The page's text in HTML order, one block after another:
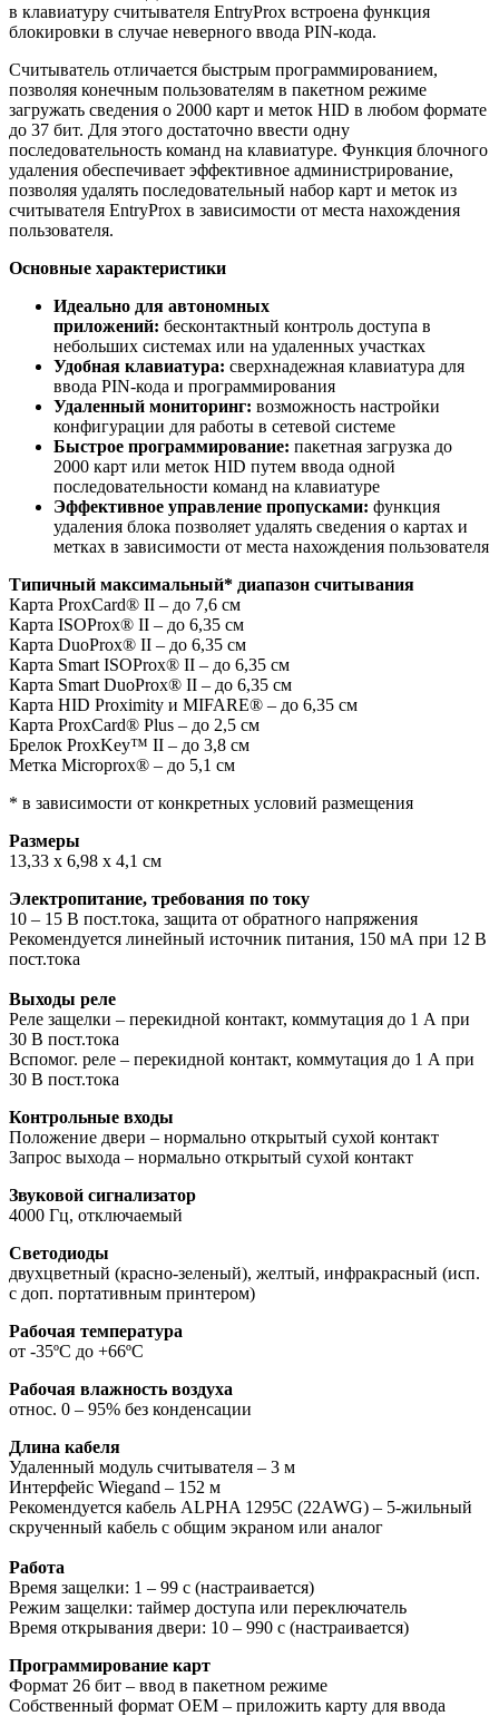
в клавиатуру считывателя EntryProx встроена функция
блокировки в случае неверного ввода PIN-кода.
Считыватель отличается быстрым программированием,
позволяя конечным пользователям в пакетном режиме
загружать сведения о 2000 карт и меток HID в любом формате
до 37 бит. Для этого достаточно ввести одну
последовательность команд на клавиатуре. Функция блочного
удаления обеспечивает эффективное администрирование,
позволяя удалять последовательный набор карт и меток из
считывателя EntryProx в зависимости от места нахождения
пользователя.
Основные характеристики
Идеально для автономных
приложений: бесконтактный контроль доступа в
небольших системах или на удаленных участках
Удобная клавиатура: сверхнадежная клавиатура для
ввода PIN-кода и программирования
Удаленный мониторинг: возможность настройки
конфигурации для работы в сетевой системе
Быстрое программирование: пакетная загрузка до
2000 карт или меток HID путем ввода одной
последовательности команд на клавиатуре
Эффективное управление пропусками: функция
удаления блока позволяет удалять сведения о картах и
метках в зависимости от места нахождения пользователя
Типичный максимальный* диапазон считывания
Карта ProxCard® II – до 7,6 см
Карта ISOProx® II – до 6,35 см
Карта DuoProx® II – до 6,35 см
Карта Smart ISOProx® II – до 6,35 см
Карта Smart DuoProx® II – до 6,35 см
Карта HID Proximity и MIFARE® – до 6,35 см
Карта ProxCard® Plus – до 2,5 см
Брелок ProxKey™ II – до 3,8 см
Метка Microprox® – до 5,1 см
* в зависимости от конкретных условий размещения
Размеры
13,33 x 6,98 x 4,1 см
Электропитание, требования по току
10 – 15 В пост.тока, защита от обратного напряжения
Рекомендуется линейный источник питания, 150 мА при 12 В
пост.тока
Выходы реле
Реле защелки – перекидной контакт, коммутация до 1 А при
30 В пост.тока
Вспомог. реле – перекидной контакт, коммутация до 1 А при
30 В пост.тока
Контрольные входы
Положение двери – нормально открытый сухой контакт
Запрос выхода – нормально открытый сухой контакт
Звуковой сигнализатор
4000 Гц, отключаемый
Светодиоды
двухцветный (красно-зеленый), желтый, инфракрасный (исп.
с доп. портативным принтером)
Рабочая температура
от -35ºС до +66ºC
Рабочая влажность воздуха
относ. 0 – 95% без конденсации
Длина кабеля
Удаленный модуль считывателя – 3 м
Интерфейс Wiegand – 152 м
Рекомендуется кабель ALPHA 1295C (22AWG) – 5-жильный
скрученный кабель с общим экраном или аналог
Работа
Время защелки: 1 – 99 с (настраивается)
Режим защелки: таймер доступа или переключатель
Время открывания двери: 10 – 990 с (настраивается)
Программирование карт
Формат 26 бит – ввод в пакетном режиме
Собственный формат OEM – приложить карту для ввода